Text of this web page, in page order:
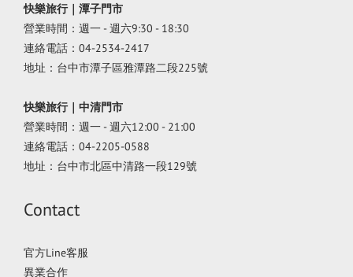
快樂旅行｜潭子門市
營業時間：週一 - 週六9:30 - 18:30
連絡電話：04-2534-2417
地址：台中市潭子區雅潭路二段225號
快樂旅行｜中清門市
營業時間：週一 - 週六12:00 - 21:00
連絡電話：04-2205-0588
地址：台中市北區中清路一段129號
Contact
官方Line客服
異業合作